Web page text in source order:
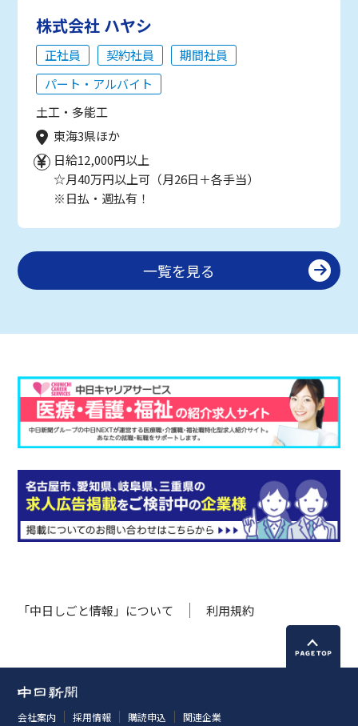
株式会社 ハヤシ
正社員 契約社員
期間社員
パート・アルバイト
土工・多能工
東海3県ほか
日給12,000円以上
☆月40万円以上可（月26日＋各手当）
※日払・週払有！
一覧を見る
「中日しごと情報」について 利用規約
会社案内 採用情報 購読申込 関連企業